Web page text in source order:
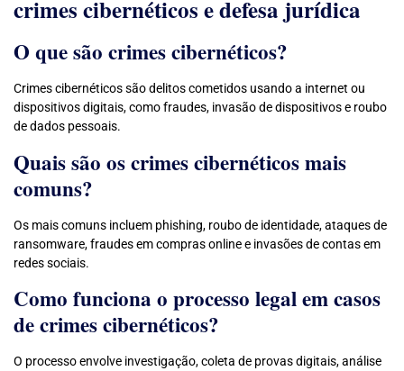
crimes cibernéticos e defesa jurídica
O que são crimes cibernéticos?
Crimes cibernéticos são delitos cometidos usando a internet ou
dispositivos digitais, como fraudes, invasão de dispositivos e roubo
de dados pessoais.
Quais são os crimes cibernéticos mais
comuns?
Os mais comuns incluem phishing, roubo de identidade, ataques de
ransomware, fraudes em compras online e invasões de contas em
redes sociais.
Como funciona o processo legal em casos
de crimes cibernéticos?
O processo envolve investigação, coleta de provas digitais, análise